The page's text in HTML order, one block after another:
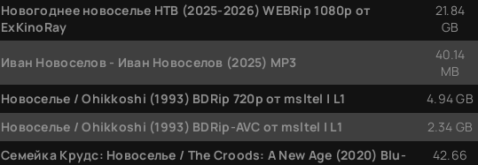
Новогоднее новоселье НТВ (2025-2026) WEBRip 1080p от
ExKinoRay
21.84
GB
Иван Новоселов - Иван Новоселов (2025) MP3
40.14
MB
Новоселье / Ohikkoshi (1993) BDRip 720p от msltel | L1 4.94 GB
Новоселье / Ohikkoshi (1993) BDRip-AVC от msltel | L1
2.34 GB
Семейка Крудс: Новоселье / The Croods: A New Age (2020) Blu-
42.66